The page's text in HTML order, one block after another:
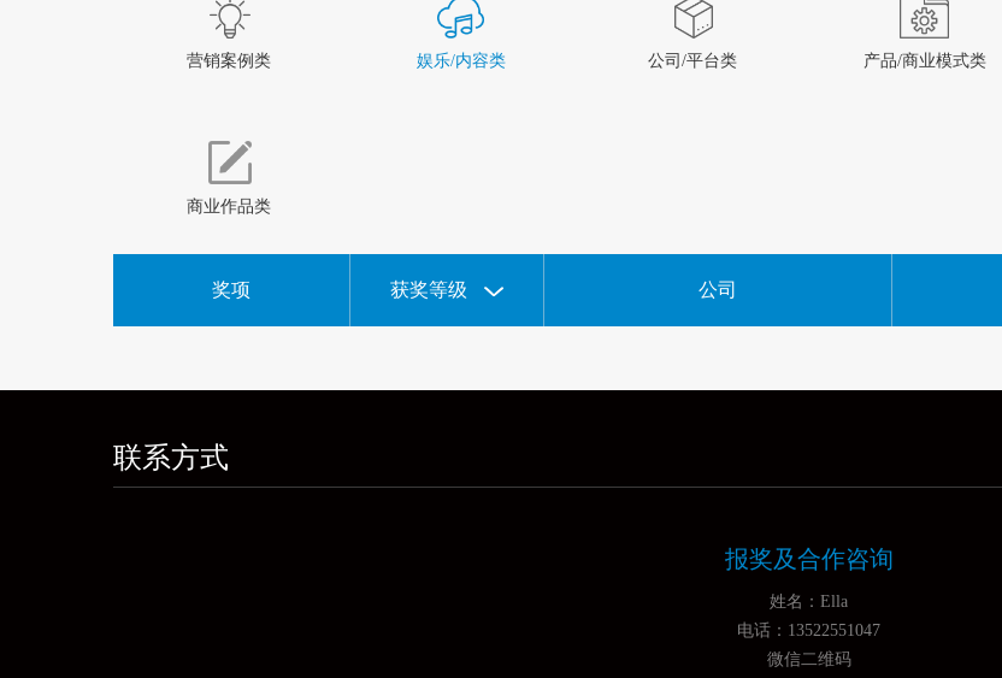
营销案例类 娱乐/内容类 公司/平台类 产品/商业模式类
商业作品类
奖项 获奖等级 公司
联系方式
报奖及合作咨询
姓名：Ella
电话：13522551047
微信二维码